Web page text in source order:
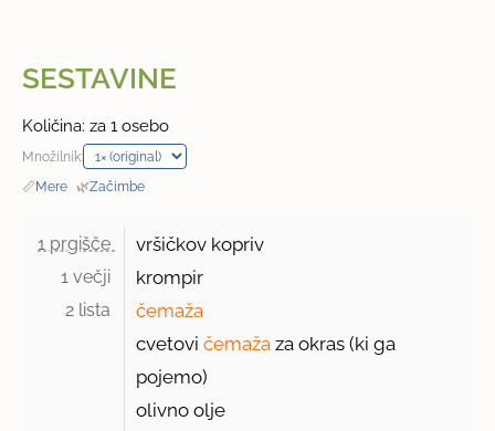
SESTAVINE
Količina: za 1 osebo
Množilnik:
📏Mere · 🌿Začimbe
1 prgišče vršičkov kopriv
1 večji krompir
2 lista
čemaža
cvetovičemaža za okras (ki ga
pojemo)
olivno olje